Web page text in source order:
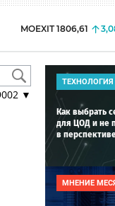
MOEXIT 1806,61
▼
Как выбрать
для ЦОД и не
в
МНЕНИЕ